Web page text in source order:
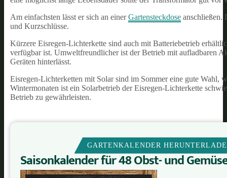
Am einfachsten lässt er sich an einerGartensteckdose anschließen.
und Kurzschlüsse.
Kürzere Eisregen-Lichterkette sind auch mit Batteriebetrieb
verfügbar ist. Umweltfreundlicher ist der Betrieb mit aufladbaren
Geräten hinterlässt.
Eisregen-Lichterketten mit Solar sind im Sommer eine gute Wahl,
Wintermonaten ist ein Solarbetrieb der Eisregen-Lichterkette
Betrieb zu gewährleisten.
GARTENKALENDER
Saisonkalender für 48 Obst- und